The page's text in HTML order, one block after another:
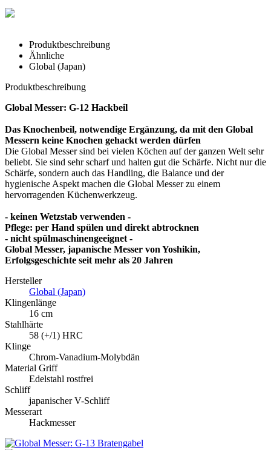
Produktbeschreibung
Ähnliche
Global (Japan)
Produktbeschreibung
Global Messer: G-12 Hackbeil
Das Knochenbeil, notwendige Ergänzung, da mit den Global
Messern keine Knochen gehackt werden dürfen
Die Global Messer sind bei vielen Köchen auf der ganzen Welt sehr
beliebt. Sie sind sehr scharf und halten gut die Schärfe. Nicht nur die
Schärfe, sondern auch das Handling, die Balance und der
hygienische Aspekt machen die Global Messer zu einem
hervorragenden Küchenwerkzeug.
- keinen Wetzstab verwenden -
Pflege: per Hand spülen und direkt abtrocknen
- nicht spülmaschinengeeignet -
Global Messer, japanische Messer von Yoshikin,
Erfolgsgeschichte seit mehr als 20 Jahren
Hersteller
Global (Japan)
Klingenlänge
16 cm
Stahlhärte
58 (+/1) HRC
Klinge
Chrom-Vanadium-Molybdän
Material Griff
Edelstahl rostfrei
Schliff
japanischer V-Schliff
Messerart
Hackmesser